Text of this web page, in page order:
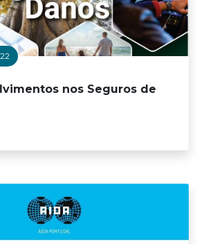
nos Seguros de